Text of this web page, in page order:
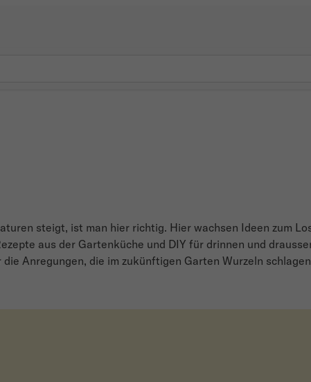
steigt, ist man hier richtig. Hier wachsen Ideen zum
aus der Gartenküche und DIY für drinnen und
Anregungen, die im zukünftigen Garten Wurzeln